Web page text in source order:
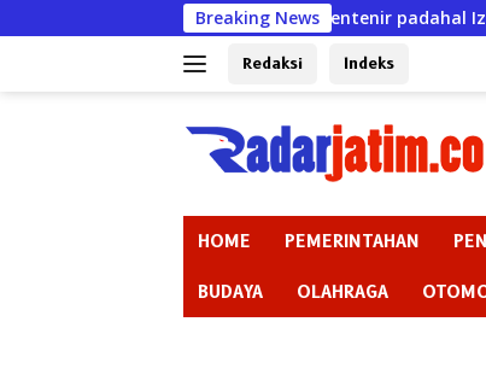
ke
Breaking News
Warga bak Rentenir padahal Izin Sudah Mati, KSP
Redaksi Indeks
HOME PEMERINTAHAN
BUDAYA OLAHRAGA